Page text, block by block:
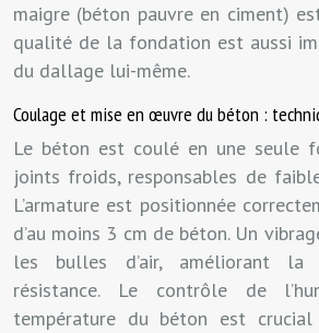
maigre (béton pauvre en ciment)
qualité de la fondation est aussi
du dallage lui-même.
Coulage et mise en œuvre du béton :
Le béton est coulé en une seule
joints froids, responsables de
L’armature est positionnée
d’au moins 3 cm de béton. Un
les bulles d’air, améliorant
résistance. Le contrôle de
température du béton est